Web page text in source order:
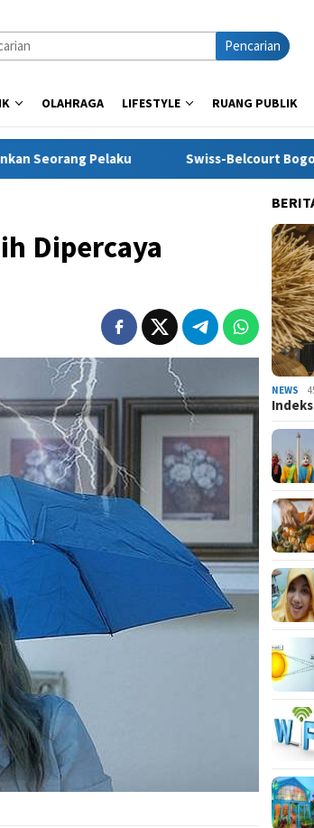
Pencarian
OLAHRAGA LIFESTYLE RUANG PUBLIK
Swiss-Belcourt Bogor Hadirkan Promo
Dipercaya
NEWS